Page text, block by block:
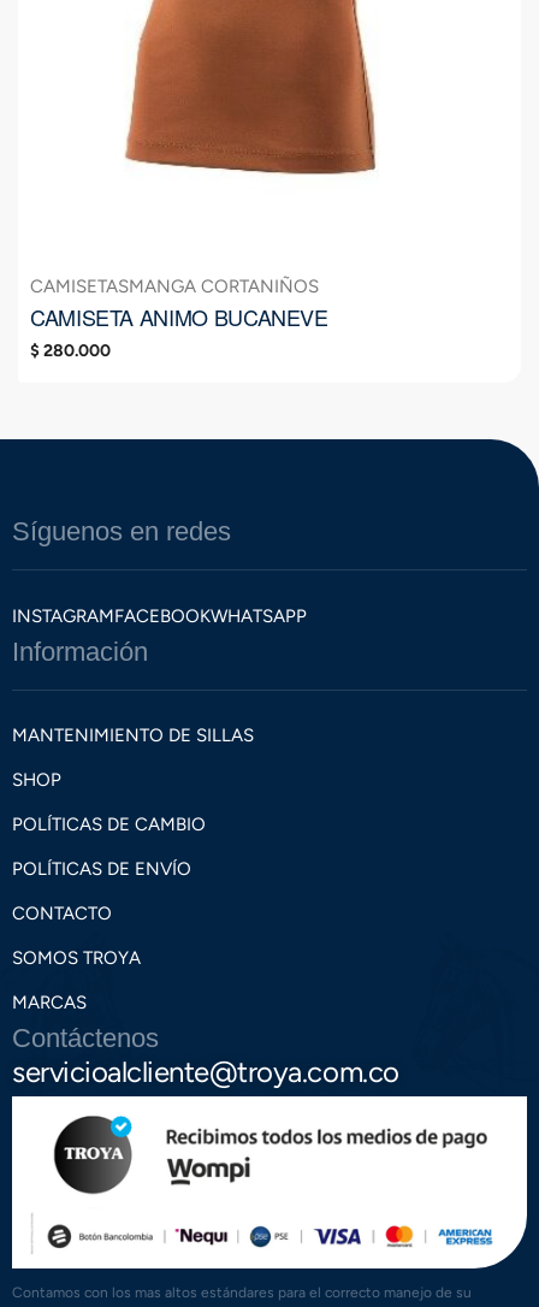
CAMISETASMANGA CORTANIÑOS
CAMISETA ANIMO BUCANEVE
$280.000
Síguenos en redes
INSTAGRAMFACEBOOKWHATSAPP
Información
MANTENIMIENTO DE SILLAS
SHOP
POLÍTICAS DE CAMBIO
POLÍTICAS DE ENVÍO
CONTACTO
SOMOS TROYA
MARCAS
Contáctenos
servicioalcliente@troya.com.co
Contamos con los mas altos estándares para el correcto manejo de su